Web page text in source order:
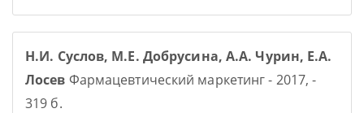
Н.И. Суслов, М.Е. Добрусина, А.А. Чурин, Е.А.
Лосев Фармацевтический маркетинг - 2017, -
319 б.